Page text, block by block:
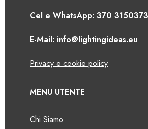
Cel e WhatsApp: 370 3150373
E-Mail: info@lightingideas.eu
Privacy e cookie policy
MENU UTENTE
Chi Siamo